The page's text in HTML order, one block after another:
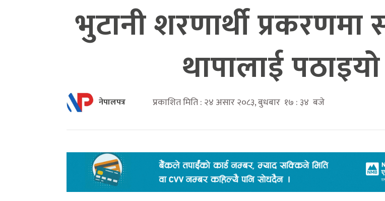
भुटानी शरणार्थी
थापालाई
नेपालपत्र प्रकाशित मिति : २४ असार २०८३, बुधबार १७ : ३४ बजे